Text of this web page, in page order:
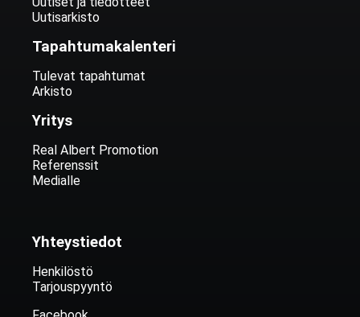
Uutisarkisto
Tapahtumakalenteri
Tulevat tapahtumat
Arkisto
Yritys
Real Albert Promotion
Referenssit
Medialle
Yhteystiedot
Henkilöstö
Tarjouspyyntö